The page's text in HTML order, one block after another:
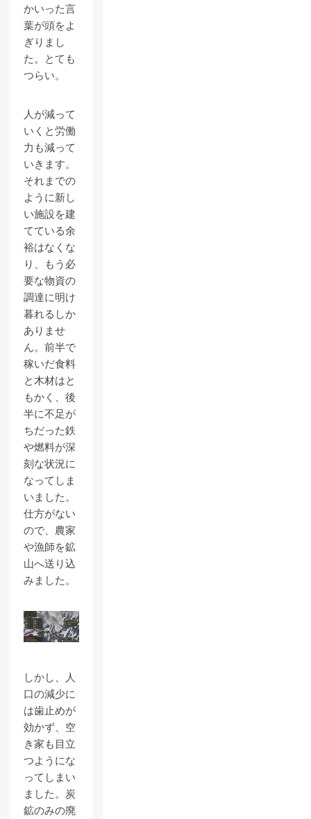
かいった言
葉が頭をよ
ぎりまし
た。とても
つらい。
人が減って
いくと労働
力も減って
いきます。
それまでの
ように新し
い施設を建
てている余
裕はなくな
り、もう必
要な物資の
調達に明け
暮れるしか
ありませ
ん。前半で
稼いだ食料
と木材はと
もかく、後
半に不足が
ちだった鉄
や燃料が深
刻な状況に
なってしま
いました。
仕方がない
ので、農家
や漁師を鉱
山へ送り込
みました。
しかし、人
口の減少に
は歯止めが
効かず、空
き家も目立
つようにな
ってしまい
ました。炭
鉱のみの廃